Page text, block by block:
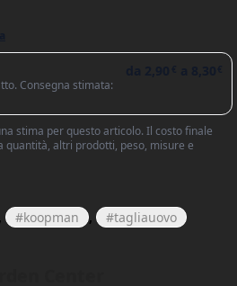
Consegna stimata:
stima per questo articolo. Il costo finale
quantità, altri prodotti, peso, misure e
, koopman , tagliauovo